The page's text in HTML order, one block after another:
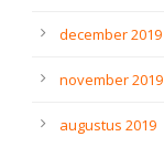
december 2019
november 2019
augustus 2019